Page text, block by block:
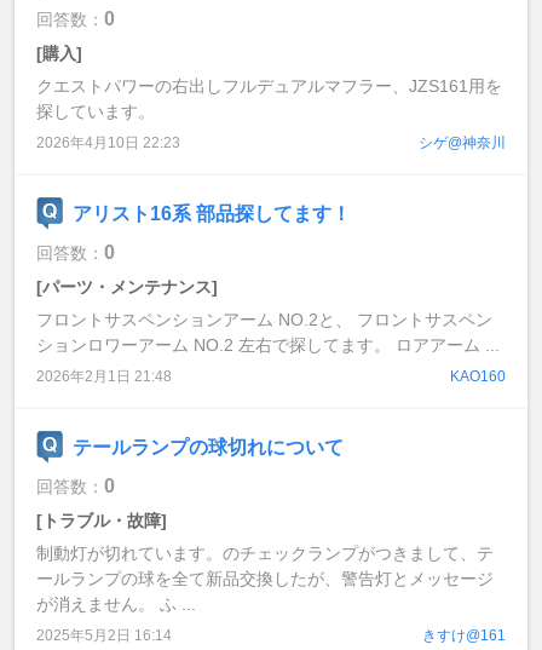
回答数： 0
[購入]
クエストパワーの右出しフルデュアルマフラー、JZS161用を
探しています。
2026年4月10日 22:23 シゲ@神奈川
アリスト16系 部品探してます！
回答数： 0
[パーツ・メンテナンス]
フロントサスペンションアーム NO.2と、 フロントサスペン
ションロワーアーム NO.2 左右で探してます。 ロアアーム ...
2026年2月1日 21:48 KAO160
テールランプの球切れについて
回答数： 0
[トラブル・故障]
制動灯が切れています。のチェックランプがつきまして、テ
ールランプの球を全て新品交換したが、警告灯とメッセージ
が消えません。 ふ ...
2025年5月2日 16:14 きすけ@161